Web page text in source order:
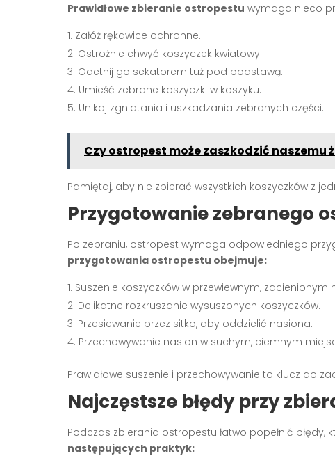
Prawidłowe zbieranie ostropestu wymaga nieco
Załóż rękawice ochronne.
Ostrożnie chwyć koszyczek kwiatowy.
Odetnij go sekatorem tuż pod podstawą.
Umieść zebrane koszyczki w koszyku.
Unikaj zgniatania i uszkadzania zebranych części.
Czy ostropest może zaszkodzić naszemu
Pamiętaj, aby nie zbierać wszystkich koszyczków z
Przygotowanie zebranego
Po zebraniu, ostropest wymaga odpowiedniego
przygotowania ostropestu obejmuje:
Suszenie koszyczków w przewiewnym, zacienionym
Delikatne rozkruszanie wysuszonych koszyczków.
Przesiewanie przez sitko, aby oddzielić nasiona.
Przechowywanie nasion w suchym, ciemnym
Prawidłowe suszenie i przechowywanie to klucz do
Najczęstsze błędy przy
Podczas zbierania ostropestu łatwo popełnić
następujących praktyk: